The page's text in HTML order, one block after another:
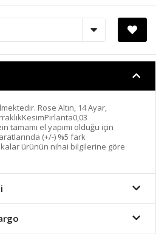
Rose Altın, 14 Ayar,
tamamı el yapımı olduğu için
(+/-) %5 fark
ürünün nihai bilgilerine göre